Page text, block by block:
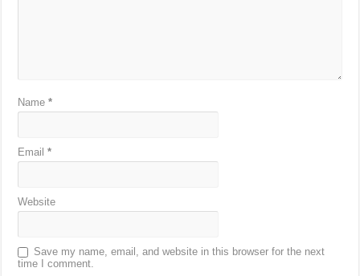
Name*
Email*
Website
Save my name, email, and website in this browser for the next
time I comment.